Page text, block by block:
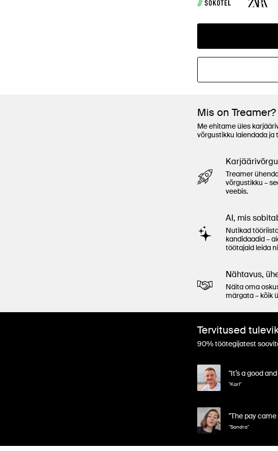
Mis on Treamer?
Me ehitame üles
võrgustikku laiendada ja
Treamer
võrgustikku –
veebis.
AI, mis
Nutikad
kandidaadid –
töötajaid leida
Nähtavus,
Näita oma
märgata – kõik
Tervitused
90% töötegijatest
"It’s a good
"Karl"
"The pay
"Sandra"